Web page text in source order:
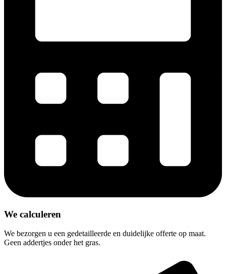
We calculeren
We bezorgen u een gedetailleerde en duidelijke offerte op maat.
Geen addertjes onder het gras.